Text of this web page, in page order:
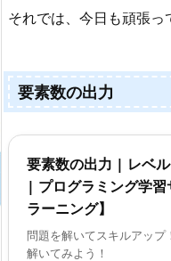
それでは、今日も頑張っ
要素数の出力
要素数の出力 | レベ
| プログラミング学
ラーニング】
問題を解いてスキルアップ
解いてみよう！